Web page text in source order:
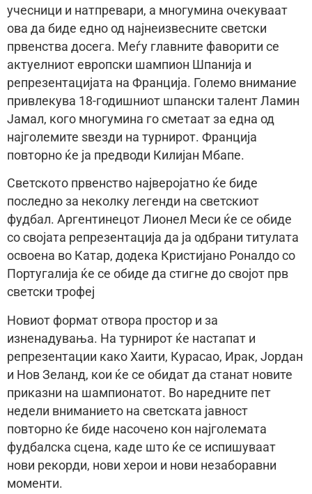
учесници и натпревари, а многумина очекуваат
ова да биде едно од најнеизвесните светски
првенства досега. Меѓу главните фаворити се
актуелниот европски шампион Шпанија и
репрезентацијата на Франција. Големо внимание
привлекува 18-годишниот шпански талент Ламин
Јамал, кого многумина го сметаат за една од
најголемите ѕвезди на турнирот. Франција
повторно ќе ја предводи Килијан Мбапе.
Светското првенство најверојатно ќе биде
последно за неколку легенди на светскиот
фудбал. Аргентинецот Лионел Меси ќе се обиде
со својата репрезентација да ја одбрани титулата
освоена во Катар, додека Кристијано Роналдо со
Португалија ќе се обиде да стигне до својот прв
светски трофеј
Новиот формат отвора простор и за
изненадувања. На турнирот ќе настапат и
репрезентации како Хаити, Курасао, Ирак, Јордан
и Нов Зеланд, кои ќе се обидат да станат новите
приказни на шампионатот. Во наредните пет
недели вниманието на светската јавност
повторно ќе биде насочено кон најголемата
фудбалска сцена, каде што ќе се испишуваат
нови рекорди, нови херои и нови незаборавни
моменти.